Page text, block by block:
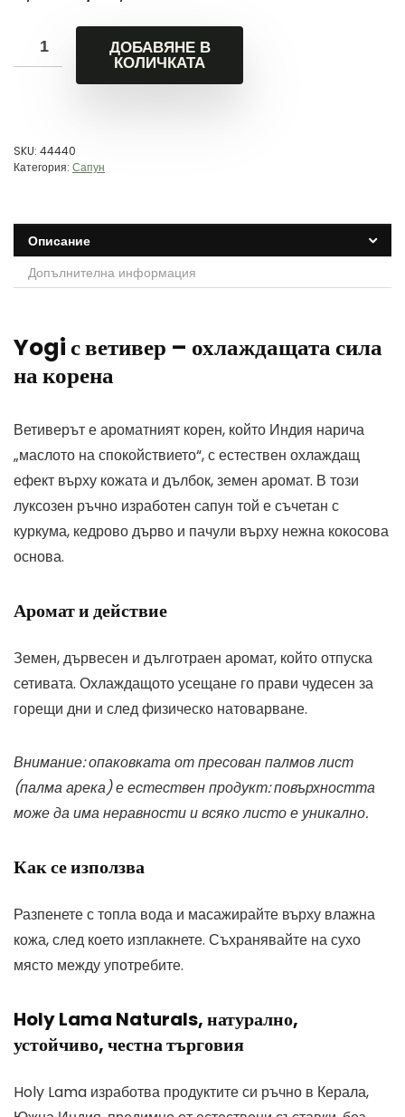
ДОБАВЯНЕ В
КОЛИЧКАТА
SKU: 44440
Категория: Сапун
Описание
Допълнителна информация
Yogi с ветивер – охлаждащата сила
на корена
Ветиверът е ароматният корен, който Индия нарича
„маслото на спокойствието“, с естествен охлаждащ
ефект върху кожата и дълбок, земен аромат. В този
луксозен ръчно изработен сапун той е съчетан с
куркума, кедрово дърво и пачули върху нежна кокосова
основа.
Аромат и действие
Земен, дървесен и дълготраен аромат, който отпуска
сетивата. Охлаждащото усещане го прави чудесен за
горещи дни и след физическо натоварване.
Внимание: опаковката от пресован палмов лист
(палма арека) е естествен продукт: повърхността
може да има неравности и всяко листо е уникално.
Как се използва
Разпенете с топла вода и масажирайте върху влажна
кожа, след което изплакнете. Съхранявайте на сухо
място между употребите.
Holy Lama Naturals, натурално,
устойчиво, честна търговия
Holy Lama изработва продуктите си ръчно в Керала,